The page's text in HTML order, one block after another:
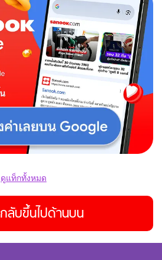
ดูแท็กทั้งหมด
กลับขึ้นไปด้านบน